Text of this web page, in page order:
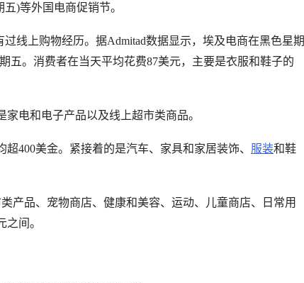
)等外国电商促销节。
线上购物经历。据Admitad数据显示，埃及电商在黑色星期
。消费者在当天平均花费87美元，主要是衣服和鞋子的
电和电子产品以及线上超市类商品。
400美金。紧接着的是汽车、家具和家居装饰、 服装和鞋
产品、宠物商店、健康和美容、运动、儿童商店、日常用
间。